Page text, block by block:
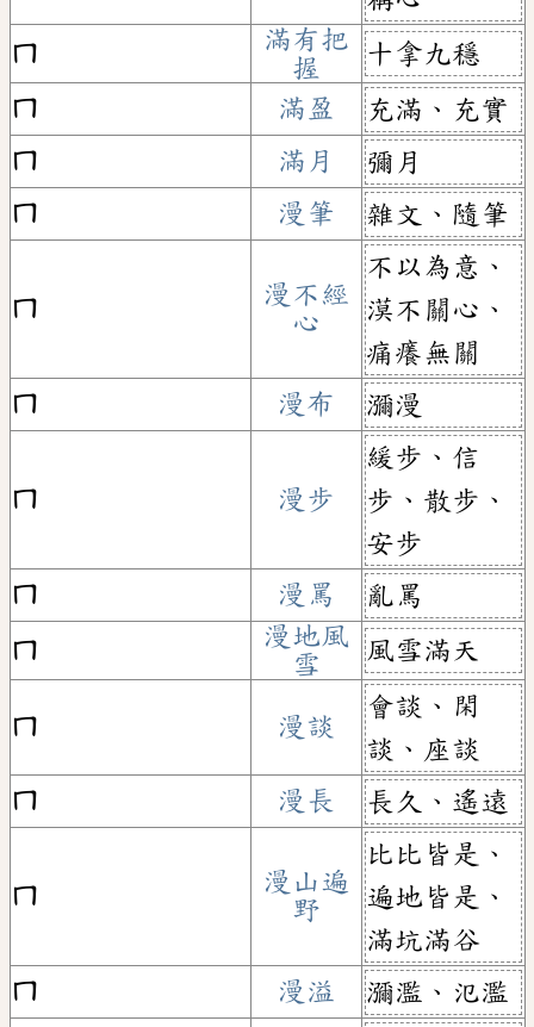
ㄇ
滿有把
握
十拿九穩
ㄇ
滿盈
充滿、充實
ㄇ
滿月
彌月
ㄇ
漫筆 雜文、隨筆
ㄇ
漫不經
心
不以為意、
漠不關心、
痛癢無關
ㄇ
漫布 瀰漫
ㄇ 漫步
緩步、信
步、散步、
安步
ㄇ
漫罵
亂罵
ㄇ
漫地風
雪
風雪滿天
ㄇ 漫談
會談、閑
談、座談
ㄇ
漫長 長久、遙遠
ㄇ
漫山遍
野
比比皆是、
遍地皆是、
滿坑滿谷
ㄇ
漫溢
瀰濫、氾濫